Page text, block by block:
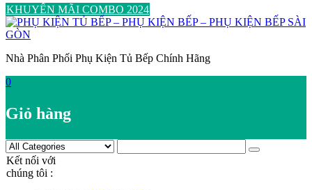
KHUYẾN MÃI COMBO 2024
Nhà Phân Phối Phụ Kiện Tủ Bếp Chính Hãng
0
Giỏ hàng
Kết nối với
chúng tôi :